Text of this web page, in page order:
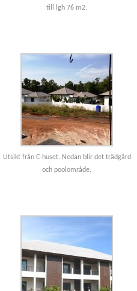
till lgh 76 m2.
Utsikt från C-huset. Nedan blir det trädgård
och poolområde.